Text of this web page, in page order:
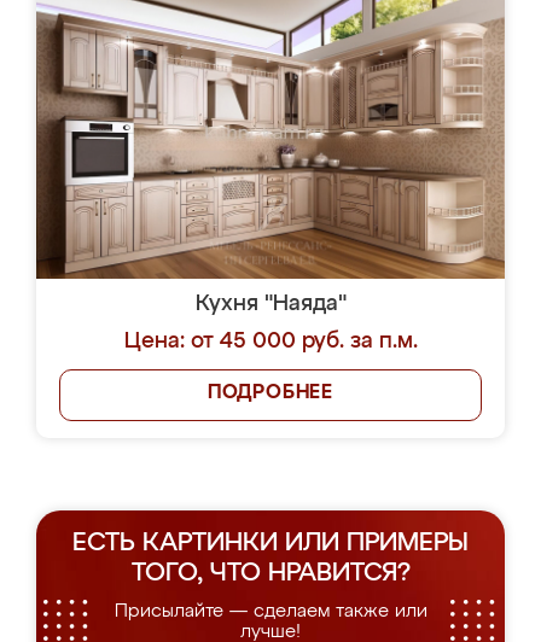
Кухня "Наяда"
Цена: от 45 000 руб. за п.м.
ПОДРОБНЕЕ
ЕСТЬ КАРТИНКИ ИЛИ ПРИМЕРЫ
ТОГО, ЧТО НРАВИТСЯ?
Присылайте — сделаем также или
лучше!